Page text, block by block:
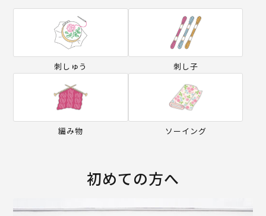
刺しゅう 刺し子
編み物 ソーイング
初めての方へ